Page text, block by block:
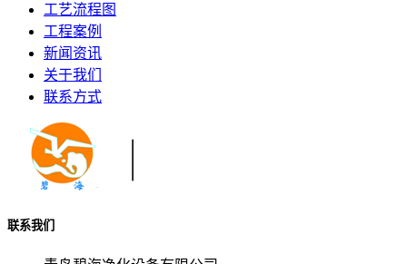
工艺流程图
工程案例
新闻资讯
关于我们
联系方式
联系我们